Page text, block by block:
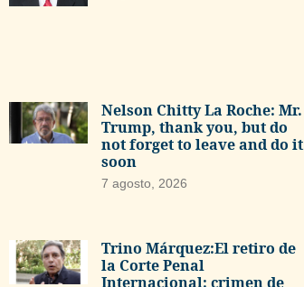
Nelson Chitty La Roche: Mr.
Trump, thank you, but do
not forget to leave and do it
soon
7 agosto, 2026
Trino Márquez:El retiro de
la Corte Penal
Internacional: crimen de